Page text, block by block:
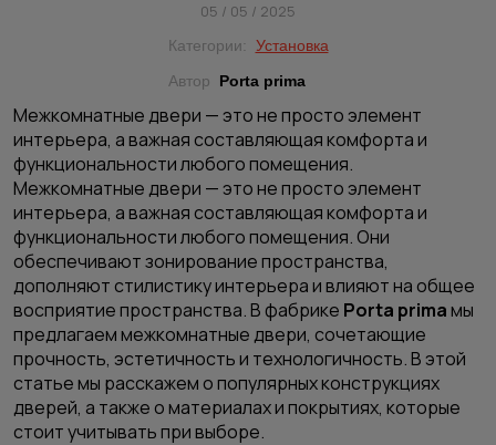
05 / 05 / 2025
Категории:
Установка
Автор
Porta prima
Межкомнатные двери — это не просто элемент
интерьера, а важная составляющая комфорта и
функциональности любого помещения.
Межкомнатные двери — это не просто элемент
интерьера, а важная составляющая комфорта и
функциональности любого помещения. Они
обеспечивают зонирование пространства,
дополняют стилистику интерьера и влияют на общее
восприятие пространства. В фабрике Porta primaмы
предлагаем межкомнатные двери, сочетающие
прочность, эстетичность и технологичность. В этой
статье мы расскажем о популярных конструкциях
дверей, а также о материалах и покрытиях, которые
стоит учитывать при выборе.